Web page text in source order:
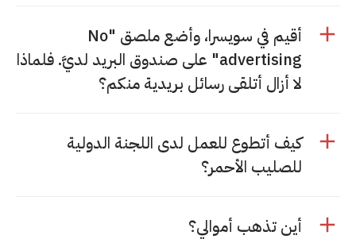
أقيم في سويسرا، وأضع ملصق "No
advertising" على صندوق البريد لديَّ. فلماذا
لا أزال أتلقى رسائل بريدية منكم؟
كيف أتطوع للعمل لدى اللجنة الدولية
للصليب الأحمر؟
أين تذهب أموالي؟